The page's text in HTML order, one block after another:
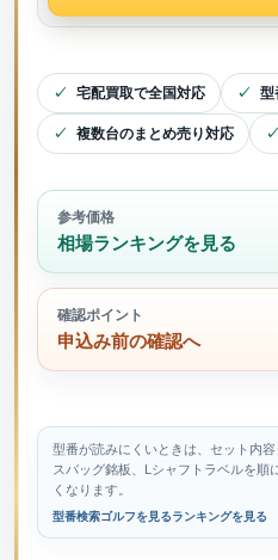
宅配買取で全国対応 型
複数台のまとめ売り対応
参考価格
相場ランキングを見る
確認ポイント
申込み前の確認へ
型番が読みにくいときは、セット内
スバッグ銘板、Lシャフトラベルを順
くなります。
型番検索ゴルフを見るランキングを見る